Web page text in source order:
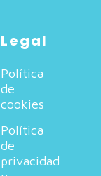
Legal
Política
de
cookies
Política
de
privacidad